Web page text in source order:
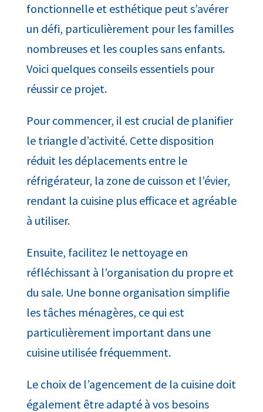
fonctionnelle et esthétique peut s’avérer
un défi, particulièrement pour les familles
nombreuses et les couples sans enfants.
Voici quelques conseils essentiels pour
réussir ce projet.
Pour commencer, il est crucial de planifier
le triangle d’activité. Cette disposition
réduit les déplacements entre le
réfrigérateur, la zone de cuisson et l’évier,
rendant la cuisine plus efficace et agréable
à utiliser.
Ensuite, facilitez le nettoyage en
réfléchissant à l’organisation du propre et
du sale. Une bonne organisation simplifie
les tâches ménagères, ce qui est
particulièrement important dans une
cuisine utilisée fréquemment.
Le choix de l’agencement de la cuisine doit
également être adapté à vos besoins